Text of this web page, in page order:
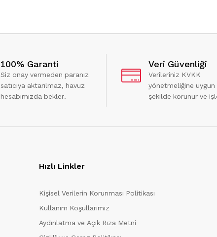
100% Garanti
Siz onay vermeden paranız
satıcıya aktarılmaz, havuz
hesabımızda bekler.
Veri Güvenliği
Verileriniz KVKK
yönetmeliğine uygun
şekilde korunur ve
Hızlı Linkler
Kişisel Verilerin Korunması Politikası
Kullanım Koşullarımız
Aydınlatma ve Açık Rıza Metni